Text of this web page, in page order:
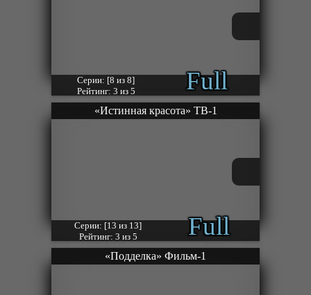
Серии: [8 из 8]
Рейтинг: 3 из 5
Full
Серии: [13 из 13]
Рейтинг: 3 из 5
Full
«Истинная красота» ТВ-1
«Подделка» Фильм-1